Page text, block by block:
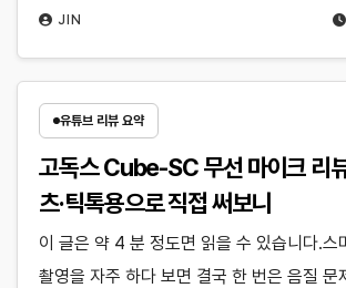
JIN
유튜브 리뷰 요약
고독스 Cube-SC 무선 마이크 리
츠·틱톡용으로 직접 써보니
이 글은 약 4 분 정도면 읽을 수 있습니다.스
촬영을 자주 하다 보면 결국 한 번은 음질 문